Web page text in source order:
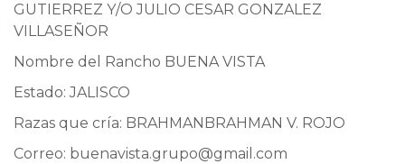
GUTIERREZ Y/O JULIO CESAR GONZALEZ
VILLASEÑOR
Nombre del Rancho BUENA VISTA
Estado: JALISCO
Razas que cría: BRAHMANBRAHMAN V. ROJO
Correo: buenavista.grupo@gmail.com